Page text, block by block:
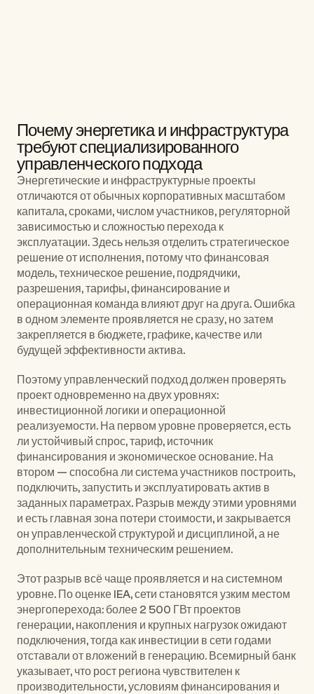
Почему энергетика и инфраструктура
требуют специализированного
управленческого подхода
Энергетические и инфраструктурные проекты
отличаются от обычных корпоративных масштабом
капитала, сроками, числом участников, регуляторной
зависимостью и сложностью перехода к
эксплуатации. Здесь нельзя отделить стратегическое
решение от исполнения, потому что финансовая
модель, техническое решение, подрядчики,
разрешения, тарифы, финансирование и
операционная команда влияют друг на друга. Ошибка
в одном элементе проявляется не сразу, но затем
закрепляется в бюджете, графике, качестве или
будущей эффективности актива.
Поэтому управленческий подход должен проверять
проект одновременно на двух уровнях:
инвестиционной логики и операционной
реализуемости. На первом уровне проверяется, есть
ли устойчивый спрос, тариф, источник
финансирования и экономическое основание. На
втором — способна ли система участников построить,
подключить, запустить и эксплуатировать актив в
заданных параметрах. Разрыв между этими уровнями
и есть главная зона потери стоимости, и закрывается
он управленческой структурой и дисциплиной, а не
дополнительным техническим решением.
Этот разрыв всё чаще проявляется и на системном
уровне. По оценке IEA, сети становятся узким местом
энергоперехода: более 2 500 ГВт проектов
генерации, накопления и крупных нагрузок ожидают
подключения, тогда как инвестиции в сети годами
отставали от вложений в генерацию. Всемирный банк
указывает, что рост региона чувствителен к
производительности, условиям финансирования и